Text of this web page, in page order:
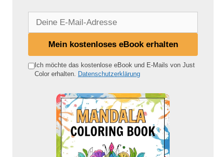
e
Mein kostenloses eBook erhalten
Ich möchte das kostenlose eBook und E-Mails von Just
Color erhalten. Datenschutzerklärung